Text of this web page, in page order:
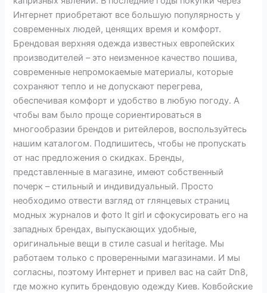
Интернет приобретают все большую популярность у
современных людей, ценящих время и комфорт.
Брендовая верхняя одежда известных европейских
производителей – это неизменное качество пошива,
современные непромокаемые материалы, которые
сохраняют тепло и не допускают перегрева,
обеспечивая комфорт и удобство в любую погоду. А
чтобы вам было проще сориентироваться в
многообразии брендов и ритейлеров, воспользуйтесь
нашим каталогом. Подпишитесь, чтобы не пропускать
от нас предложения о скидках. Бренды,
представленные в магазине, имеют собственный
почерк – стильный и индивидуальный. Просто
необходимо отвести взгляд от глянцевых страниц
модных журналов и фото It girl и сфокусировать его на
западных брендах, выпускающих удобные,
оригинальные вещи в стиле casual и heritage. Мы
работаем только с проверенными магазинами. И мы
согласны, поэтому Интернет и привел вас на сайт Dn8,
где можно купить брендовую одежду Киев. Ковбойские